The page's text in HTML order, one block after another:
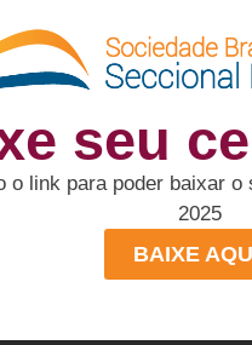
seu
o link para poder baixar
2025
BAIXE